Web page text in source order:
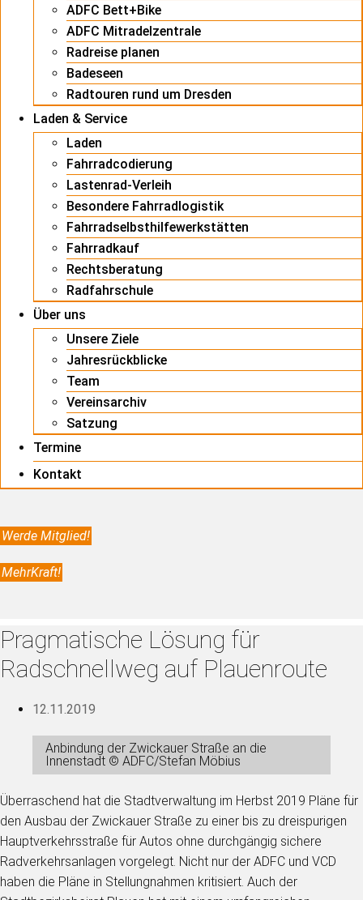
ADFC Bett+Bike
ADFC Mitradelzentrale
Radreise planen
Badeseen
Radtouren rund um Dresden
Laden & Service
Laden
Fahrradcodierung
Lastenrad-Verleih
Besondere Fahrradlogistik
Fahrradselbsthilfewerkstätten
Fahrradkauf
Rechtsberatung
Radfahrschule
Über uns
Unsere Ziele
Jahresrückblicke
Team
Vereinsarchiv
Satzung
Termine
Kontakt
Werde Mitglied!
MehrKraft!
Pragmatische Lösung für
Radschnellweg auf Plauenroute
12.11.2019
Anbindung der Zwickauer Straße an die
Innenstadt © ADFC/Stefan Möbius
Überraschend hat die Stadtverwaltung im Herbst 2019 Pläne für
den Ausbau der Zwickauer Straße zu einer bis zu dreispurigen
Hauptverkehrsstraße für Autos ohne durchgängig sichere
Radverkehrsanlagen vorgelegt. Nicht nur der ADFC und VCD
haben die Pläne in Stellungnahmen kritisiert. Auch der